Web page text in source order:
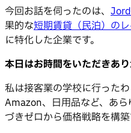
今回お話を伺ったのは、
果的な短期賃貸（民泊）の
に特化した企業です。
本日はお時間をいただきあ
私は接客業の学校に行った
Amazon、日用品など、あ
づきゼロから価格戦略を構